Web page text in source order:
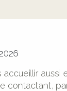
aussi
contactant,